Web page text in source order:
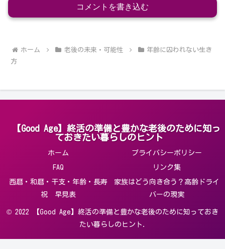
コメントを書き込む
ホーム 老後の未来・可能性
年齢に囚われない生き
方
【Good Age】終活の準備と豊かな老後のために知っ
ておきたい暮らしのヒント
ホーム プライバシーポリシー
FAQ リンク集
西暦・和暦・干支・年齢・長寿
祝 早見表
家族はどう向き合う？高齢ドライ
バーの現実
© 2022 【Good Age】終活の準備と豊かな老後のために知っておき
たい暮らしのヒント.